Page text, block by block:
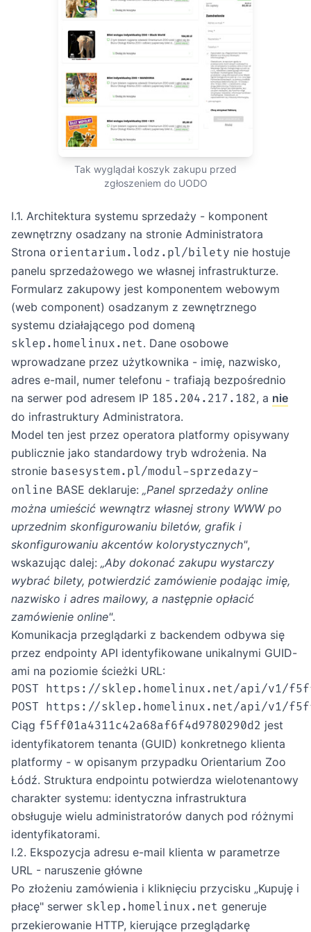
Tak wyglądał koszyk zakupu przed
zgłoszeniem do UODO
I.1. Architektura systemu sprzedaży - komponent
zewnętrzny osadzany na stronie Administratora
Strona orientarium.lodz.pl/bilety nie hostuje
panelu sprzedażowego we własnej infrastrukturze.
Formularz zakupowy jest komponentem webowym
(web component) osadzanym z zewnętrznego
systemu działającego pod domeną
sklep.homelinux.net. Dane osobowe
wprowadzane przez użytkownika - imię, nazwisko,
adres e-mail, numer telefonu - trafiają bezpośrednio
na serwer pod adresem IP 185.204.217.182, a nie
do infrastruktury Administratora.
Model ten jest przez operatora platformy opisywany
publicznie jako standardowy tryb wdrożenia. Na
stronie basesystem.pl/modul-sprzedazy-
online BASE deklaruje: „Panel sprzedaży online
można umieścić wewnątrz własnej strony WWW po
uprzednim skonfigurowaniu biletów, grafik i
skonfigurowaniu akcentów kolorystycznych",
wskazując dalej: „Aby dokonać zakupu wystarczy
wybrać bilety, potwierdzić zamówienie podając imię,
nazwisko i adres mailowy, a następnie opłacić
zamówienie online".
Komunikacja przeglądarki z backendem odbywa się
przez endpointy API identyfikowane unikalnymi GUID-
ami na poziomie ścieżki URL:
POST https://sklep.homelinux.net/api/v1/
Ciąg f5ff01a4311c42a68af6f4d9780290d2 jest
identyfikatorem tenanta (GUID) konkretnego klienta
platformy - w opisanym przypadku Orientarium Zoo
Łódź. Struktura endpointu potwierdza wielotenantowy
charakter systemu: identyczna infrastruktura
obsługuje wielu administratorów danych pod różnymi
identyfikatorami.
I.2. Ekspozycja adresu e-mail klienta w parametrze
URL - naruszenie główne
Po złożeniu zamówienia i kliknięciu przycisku „Kupuję i
płacę" serwer sklep.homelinux.net generuje
przekierowanie HTTP, kierujące przeglądarkę